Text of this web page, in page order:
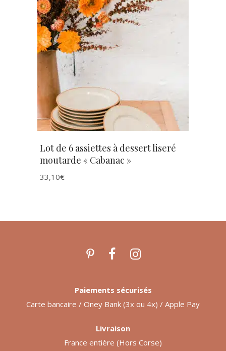
AJOUTER AU PANIER
Lot de 6 assiettes à dessert liseré
moutarde « Cabanac »
33,10€
Paiements sécurisés
Carte bancaire / Oney Bank (3x ou 4x) / Apple Pay
Livraison
France entière (Hors Corse)